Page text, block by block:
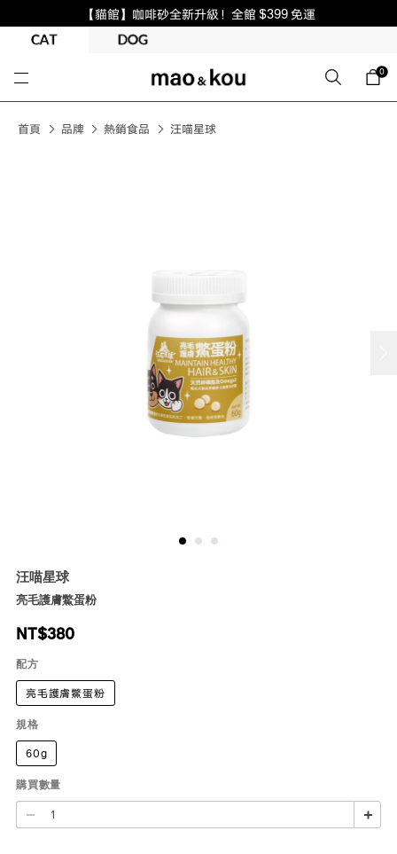
【貓館】咖啡砂全新升級！全館 $399 免運
0
首頁 品牌 熱銷食品 汪喵星球
汪喵星球
亮毛護膚鱉蛋粉
NT$380
配方
亮毛護膚鱉蛋粉
規格
60g
購買數量